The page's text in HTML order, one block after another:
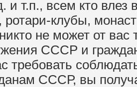
и т.п., всем кто
ротари-клубы,
не может от вас
СССР и
требовать
СССР, вы